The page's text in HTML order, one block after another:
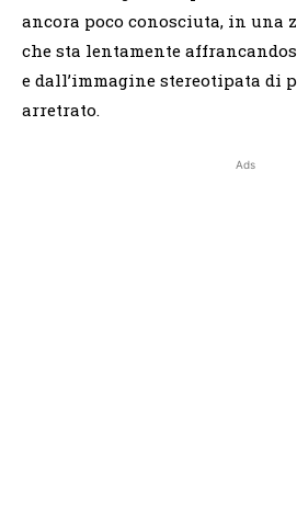
ancora poco conosciuta, in una
che sta lentamente
e dall’immagine stereotipata di
arretrato.
Ads